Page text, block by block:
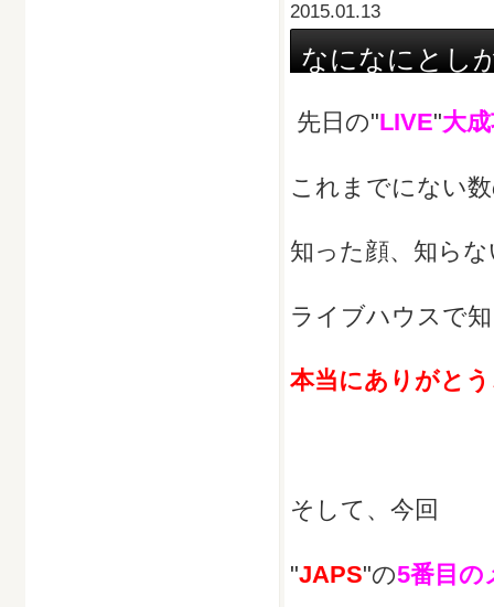
2015.01.13
なになにとし
先日の"LIVE"大
これまでにない
知った顔、知ら
ライブハウスで
本当にありがと
そして、今回
"JAPS"の5番目の